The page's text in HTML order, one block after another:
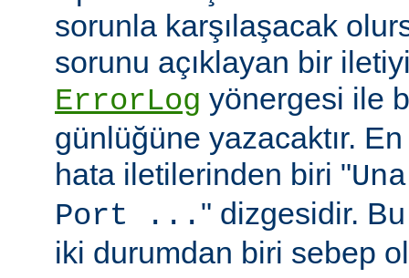
sorunla karşılaşacak
sorunu açıklayan bir
ErrorLog yönergesi ile
günlüğüne yazacaktır. En
hata iletilerinden biri "
Port ... " dizgesidir.
iki durumdan biri sebep